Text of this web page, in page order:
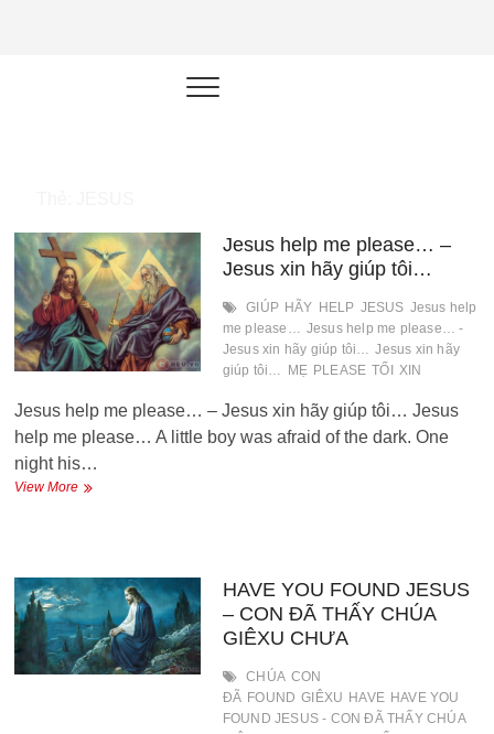
nhân trong
thời đại AI
Jesus help me please… –
Jesus xin hãy giúp tôi…
GIÚP HÃY HELP JESUS Jesus help
me please… Jesus help me please… -
Jesus xin hãy giúp tôi… Jesus xin hãy
giúp tôi…
MẸ PLEASE TỐI XIN
Jesus help me please… – Jesus xin hãy giúp tôi… Jesus
help me please… A little boy was afraid of the dark. One
night his…
View MoreJesus
Jesus
xin
hãy
giúp
tôi…
HAVE YOU FOUND JESUS
– CON ĐÃ THẤY CHÚA
GIÊXU CHƯA
CHÚA CON
ĐÃ FOUND GIÊXU HAVE HAVE YOU
FOUND JESUS - CON ĐÃ THẤY CHÚA